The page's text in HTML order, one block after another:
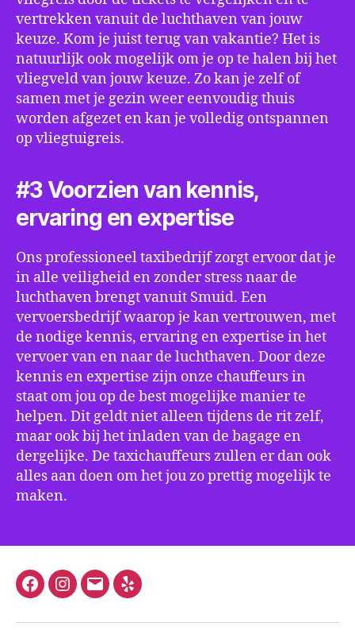
vertrekken vanuit de luchthaven van jouw
keuze. Kom je juist terug van vakantie? Het is
natuurlijk ook mogelijk om je op te halen bij het
vliegveld van jouw keuze. Zo kan je zelf of
samen met je gezin weer eenvoudig thuis
worden afgezet en kan je volledig ontspannen
op vliegtuigreis.
#3 Voorzien van kennis,
ervaring en expertise
Ons professioneel taxibedrijf zorgt ervoor dat je
in alle veiligheid en zonder stress naar de
luchthaven brengt vanuit Smuid. Een
vervoersbedrijf waarop je kan vertrouwen, met
de nodige kennis, ervaring en expertise in het
vervoer van en naar de luchthaven. Door deze
kennis en expertise zijn onze chauffeurs in
staat om jou op de best mogelijke manier te
helpen. Dit geldt niet alleen tijdens de rit zelf,
maar ook bij het inladen van de bagage en
dergelijke. De taxichauffeurs zullen er dan ook
alles aan doen om het jou zo prettig mogelijk te
maken.
FacebookInstagram
E-
Yelp